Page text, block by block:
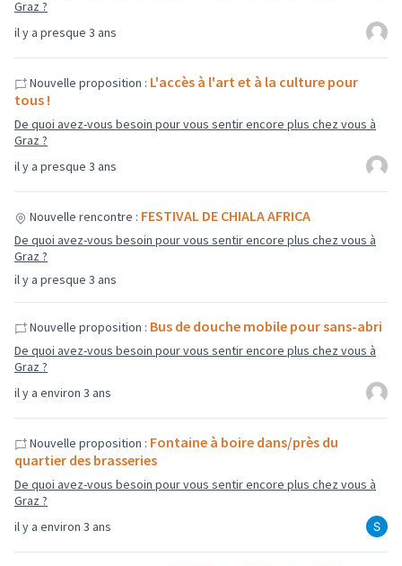
il y a presque 3 ans
Graz ?
il y a presque 3 ans
Nouvelle proposition : L'accès à l'art et à la culture pour
tous !
De quoi avez-vous besoin pour vous sentir encore plus chez vous à
Graz ?
il y a presque 3 ans
Nouvelle rencontre : FESTIVAL DE CHIALA AFRICA
De quoi avez-vous besoin pour vous sentir encore plus chez vous à
Graz ?
il y a environ 3 ans
Nouvelle proposition : Bus de douche mobile pour sans-abri
De quoi avez-vous besoin pour vous sentir encore plus chez vous à
Graz ?
il y a environ 3 ans
Nouvelle proposition : Fontaine à boire dans/près du
quartier des brasseries
De quoi avez-vous besoin pour vous sentir encore plus chez vous à
Graz ?